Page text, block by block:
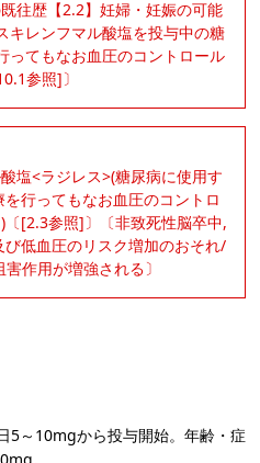
往歴【2.2】妊婦・妊娠の可能
レンフマル酸塩を投与中の糖
ってもなお血圧のコントロール
参照]〕
塩<ラジレス>(糖尿病に使用す
行ってもなお血圧のコントロ
[2.3参照]〕〔非致死性脳卒中,
低血圧のリスク増加のおそれ/
作用が増強される〕
5～10mgから投与開始。年齢・症